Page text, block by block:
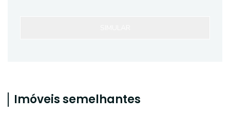
Imóveis semelhantes